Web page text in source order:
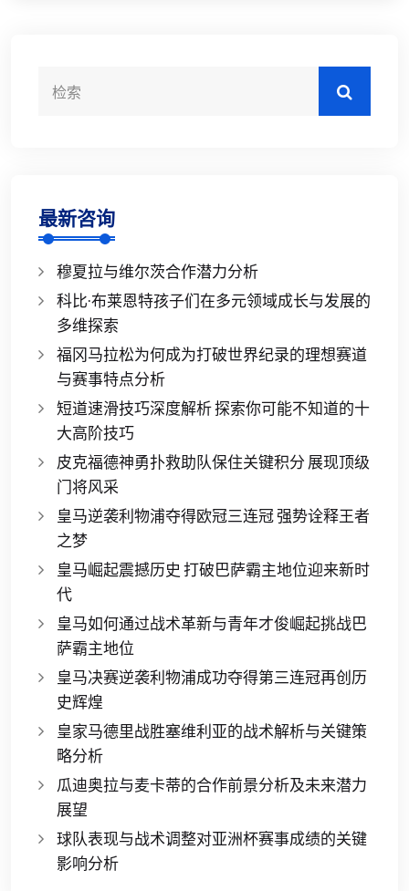
最新咨询
穆夏拉与维尔茨合作潜力分析
科比·布莱恩特孩子们在多元领域成长与发展的
多维探索
福冈马拉松为何成为打破世界纪录的理想赛道
与赛事特点分析
短道速滑技巧深度解析 探索你可能不知道的十
大高阶技巧
皮克福德神勇扑救助队保住关键积分 展现顶级
门将风采
皇马逆袭利物浦夺得欧冠三连冠 强势诠释王者
之梦
皇马崛起震撼历史 打破巴萨霸主地位迎来新时
代
皇马如何通过战术革新与青年才俊崛起挑战巴
萨霸主地位
皇马决赛逆袭利物浦成功夺得第三连冠再创历
史辉煌
皇家马德里战胜塞维利亚的战术解析与关键策
略分析
瓜迪奥拉与麦卡蒂的合作前景分析及未来潜力
展望
球队表现与战术调整对亚洲杯赛事成绩的关键
影响分析